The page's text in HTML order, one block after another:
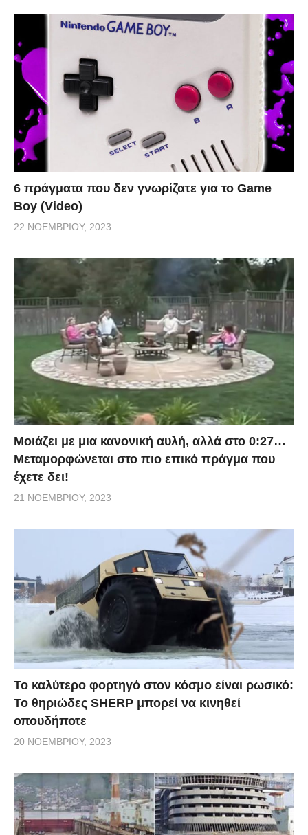
6 πράγματα που δεν γνωρίζατε για το Game
Boy (Video)
22 ΝΟΕΜΒΡΊΟΥ, 2023
Μοιάζει με μια κανονική αυλή, αλλά στο 0:27…
Μεταμορφώνεται στο πιο επικό πράγμα που
έχετε δει!
21 ΝΟΕΜΒΡΊΟΥ, 2023
Το καλύτερο φορτηγό στον κόσμο είναι ρωσικό:
Το θηριώδες SHERP μπορεί να κινηθεί
οπουδήποτε
20 ΝΟΕΜΒΡΊΟΥ, 2023